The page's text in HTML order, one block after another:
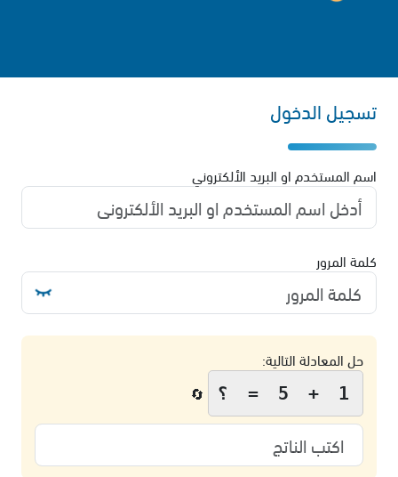
تسجيل الدخول
اسم المستخدم او البريد الألكتروني
كلمة المرور
حل المعادلة التالية:
1 + 5 = ؟ 🔄